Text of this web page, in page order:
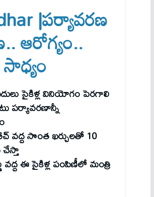
|పర్యావరణ
ఆరోగ్యం..
సైకిళ్ల వినియోగం పెరగాలి
పర్యావరణాన్నీ
వద్ద సొంత ఖర్చులతో 10
చేస్తా
ఈ సైకిళ్ల పంపిణీలో మంత్రి